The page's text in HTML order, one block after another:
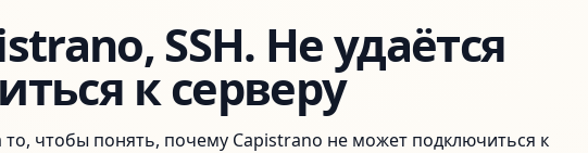
SSH. Не удаётся
к серверу
чтобы понять, почему Capistrano не может подключиться к